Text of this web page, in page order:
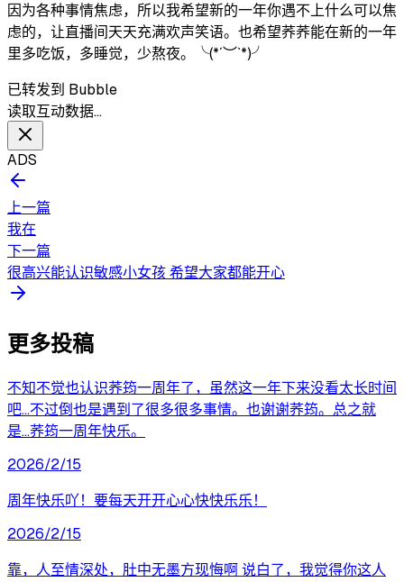
因为各种事情焦虑，所以我希望新的一年你遇不上什么可以焦
虑的，让直播间天天充满欢声笑语。也希望荞荞能在新的一年
里多吃饭，多睡觉，少熬夜。╰(*´︶`*)╯
已转发到 Bubble
读取互动数据…
ADS
上一篇
我在
下一篇
很高兴能认识敏感小女孩 希望大家都能开心
更多投稿
不知不觉也认识荞筠一周年了，虽然这一年下来没看太长时间
吧…不过倒也是遇到了很多很多事情。也谢谢荞筠。总之就
是…荞筠一周年快乐。
2026/2/15
周年快乐吖！要每天开开心心快快乐乐！
2026/2/15
靠，人至情深处，肚中无墨方现悔啊 说白了，我觉得你这人